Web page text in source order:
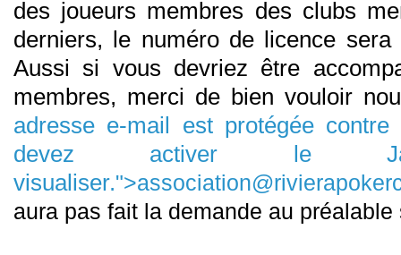
des joueurs membres des clubs
derniers, le numéro de licence
Aussi si vous devriez être
membres, merci de bien vouloir
adresse e-mail est protégée
devez activer le
visualiser.">
aura pas fait la demande au